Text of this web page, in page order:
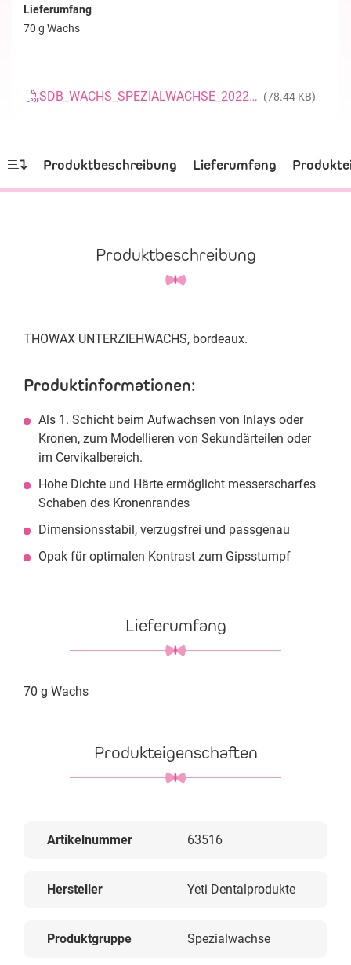
Lieferumfang
70 g Wachs
SDB_WACHS_SPEZIALWACHSE_20220124_DE (78.44 KB)
Produktbeschreibung Lieferumfang
Produktbeschreibung
THOWAX UNTERZIEHWACHS, bordeaux.
Produktinformationen:
Als 1. Schicht beim Aufwachsen von Inlays oder
Kronen, zum Modellieren von Sekundärteilen oder
im Cervikalbereich.
Hohe Dichte und Härte ermöglicht messerscharfes
Schaben des Kronenrandes
Dimensionsstabil, verzugsfrei und passgenau
Opak für optimalen Kontrast zum Gipsstumpf
Lieferumfang
70 g Wachs
Produkteigenschaften
Artikelnummer 63516
Hersteller Yeti Dentalprodukte
Produktgruppe Spezialwachse